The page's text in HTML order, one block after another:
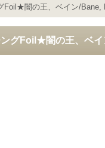
Foil★闇の王、ベイン/Bane,
グFoil★闇の王、ベ